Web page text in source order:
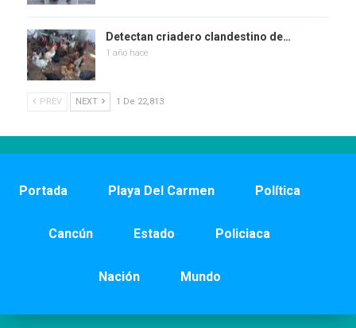
Detectan criadero clandestino de…
1 año hace
PREV NEXT 1 De 22,813
Portada Playa Del Carmen Política
Cancún Estado Policiaca
Nación Mundo